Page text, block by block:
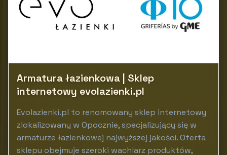
Armatura łazienkowa | Sklep
internetowy evolazienki.pl
Evolazienki.pl to renomowany sklep internetowy
zlokalizowany w Opocznie, specjalizujący się w
armaturze łazienkowej najwyższej jakości. Oferta
sklepu obejmuje szeroki wachlarz produktów,